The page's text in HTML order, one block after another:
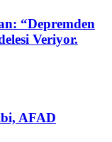
“Depremden
Veriyor.
AFAD